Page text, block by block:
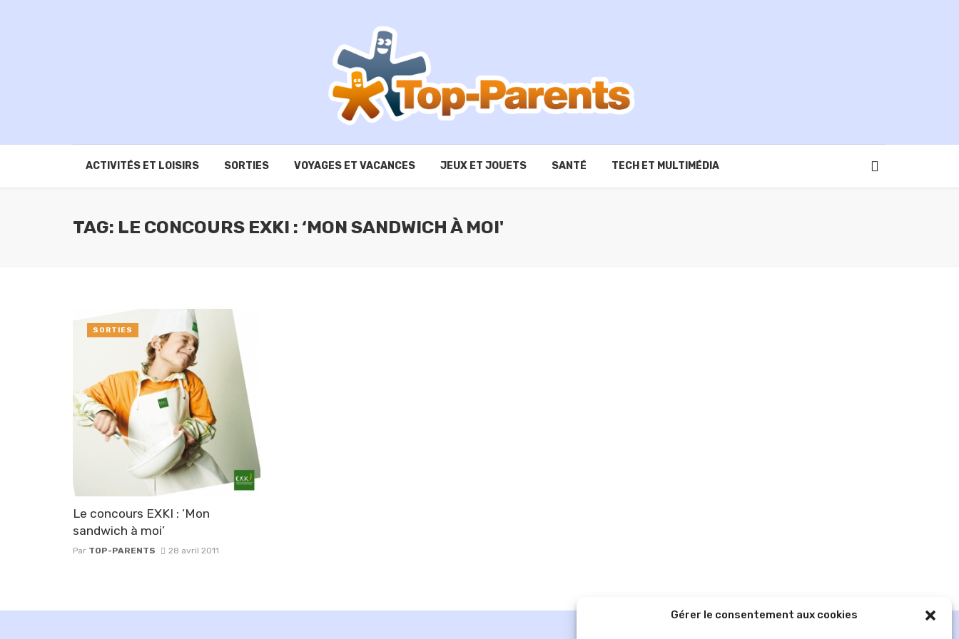
Gérer le consentement aux cookies
ACTIVITÉS ET LOISIRS SORTIES VOYAGES ET VACANCES JEUX ET JOUETS SANTÉ TECH ET MULTIMÉDIA
TAG: LE CONCOURS EXKI : ‘MON SANDWICH À MOI'
Le concours EXKI : ‘Mon
sandwich à moi’
Par TOP-PARENTS 28 avril 2011
SORTIES